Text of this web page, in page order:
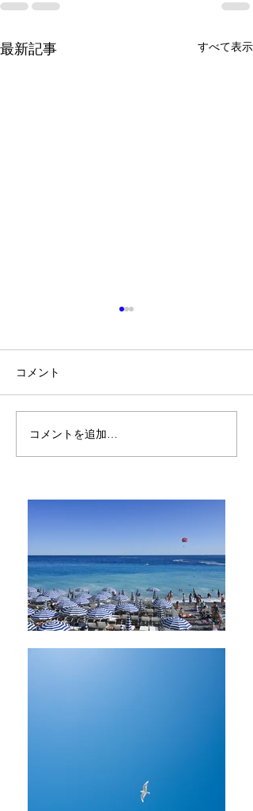
最新記事 すべて表示
風や音までも映し出す、
それが写真
コメント
コメントを追加…